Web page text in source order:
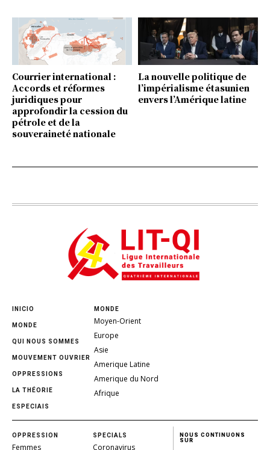
Courrier international :
Accords et réformes
juridiques pour
approfondir la cession du
pétrole et de la
souveraineté nationale
La nouvelle politique de
l’impérialisme étasunien
envers l’Amérique latine
INICIO
MONDE
QUI NOUS SOMMES
MOUVEMENT OUVRIER
OPPRESSIONS
LA THÉORIE
ESPECIAIS
MONDE
Moyen-Orient
Europe
Asie
Amerique Latine
Amerique du Nord
Afrique
OPPRESSION
Femmes
SPECIALS
Coronavirus
NOUS CONTINUONS
SUR